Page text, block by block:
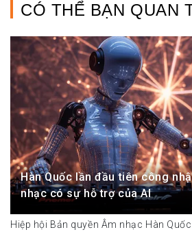
CÓ THỂ BẠN QUAN
Hàn Quốc lần đầu tiên công
nhạc có sự hỗ trợ của AI
Hiệp hội Bản quyền Âm nhạc Hàn